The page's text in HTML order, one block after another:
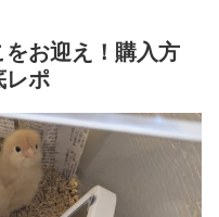
お迎え！購入方
レポ